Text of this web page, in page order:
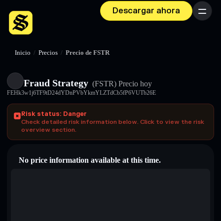
Descargar ahora Menú
Inicio / Precios / Precio de FSTR
Fraud Strategy (FSTR) Precio hoy
FEHk3w1j6TF9tD24dYDnPVbYkmYLZTdCb5fP6VUTb26E
Risk status: Danger
Check detailed risk information below. Click to view the risk
overview section.
No price information available at this time.